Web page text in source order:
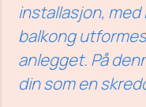
installasjon,
balkong
anlegget. På
din som en